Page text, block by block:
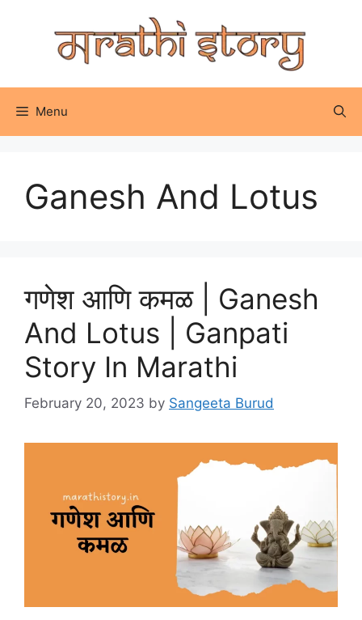
Menu
Ganesh And Lotus
गणेश आणि कमळ | Ganesh
And Lotus | Ganpati
Story In Marathi
February 20, 2023 by Sangeeta Burud